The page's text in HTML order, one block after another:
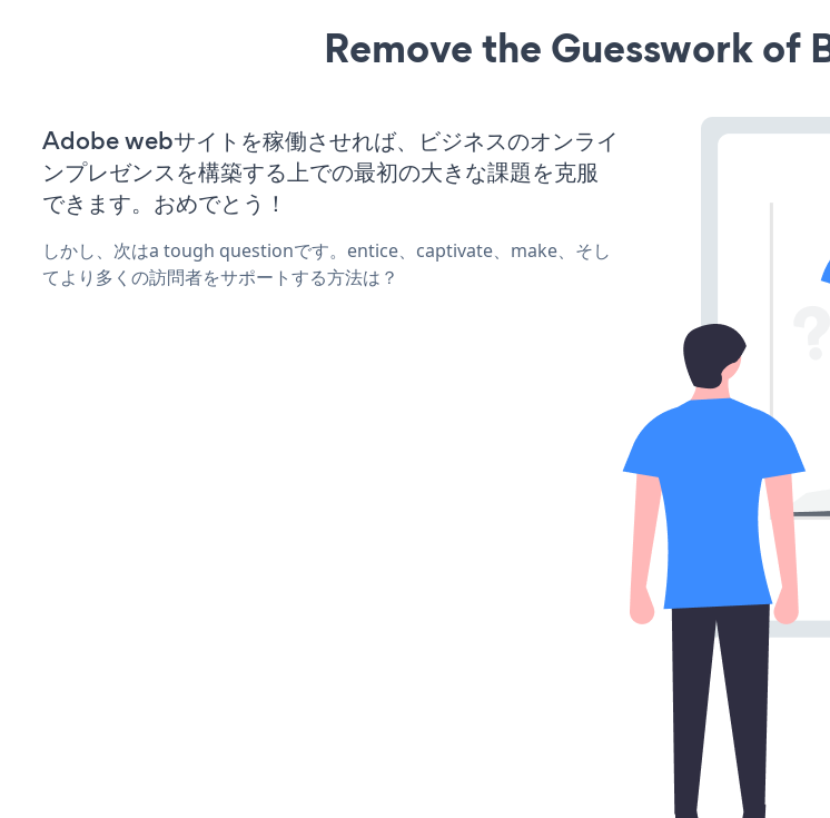
Remove the Guesswork of
Adobe webサイトを稼働させれば、ビジネスのオンライ
ンプレゼンスを構築する上での最初の大きな課題を克服
できます。おめでとう！
しかし、次はa tough questionです。entice、captivate、make、そし
てより多くの訪問者をサポートする方法は？